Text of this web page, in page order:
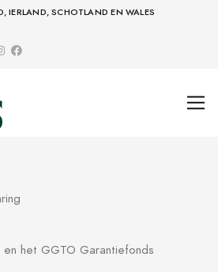
IERLAND, SCHOTLAND EN WALES
en het GGTO Garantiefonds